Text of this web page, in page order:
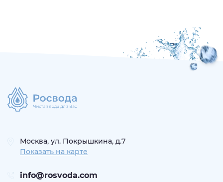
Москва, ул. Покрышкина, д.7
Показать на карте
info@rosvoda.com